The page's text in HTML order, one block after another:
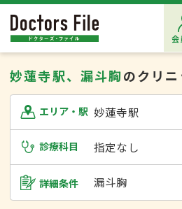
会
妙蓮寺駅、漏斗胸のクリ
エリア・駅 妙蓮寺駅
診療科目 指定なし
詳細条件 漏斗胸